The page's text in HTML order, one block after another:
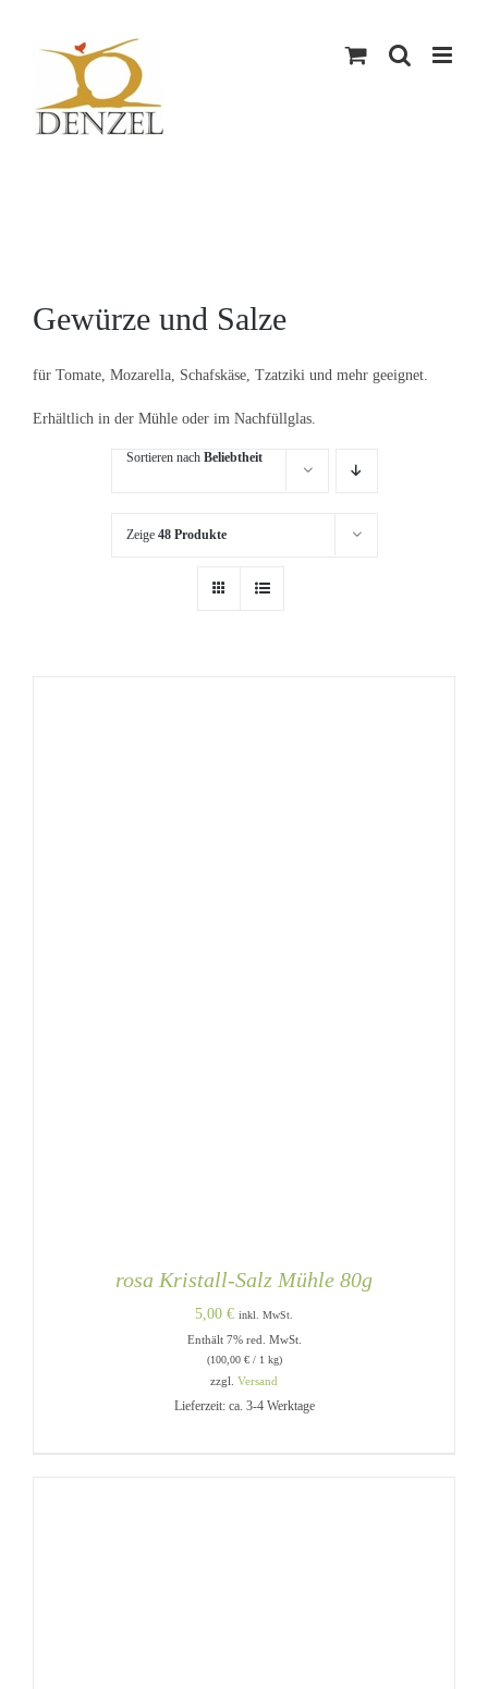
Gewürze und Salze
für Tomate, Mozarella, Schafskäse, Tzatziki und mehr geeignet.
Erhältlich in der Mühle oder im Nachfüllglas.
Sortieren nach Beliebtheit
Zeige 48 Produkte
rosa Kristall-Salz Mühle 80g
5,00 € inkl. MwSt.
Enthält 7% red. MwSt.
(100,00 €/ 1 kg)
zzgl. Versand
Lieferzeit: ca. 3-4 Werktage